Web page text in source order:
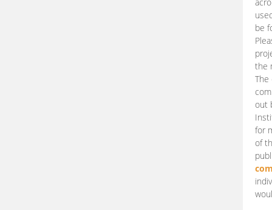
be
the
The
out
for
of